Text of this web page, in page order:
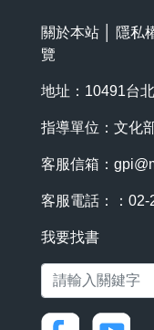
關於本站 隱私
覽
地址：10491台
指導單位：文化
客服信箱：
客服電話：：
我要找書